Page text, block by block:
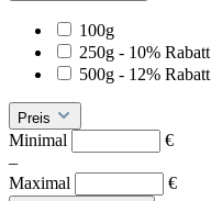
100g
250g - 10% Rabatt
500g - 12% Rabatt
Preis
Minimal
€
–
Maximal
€